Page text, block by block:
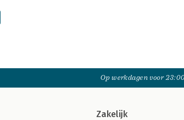
Op werkdagen voor
Zakelijk